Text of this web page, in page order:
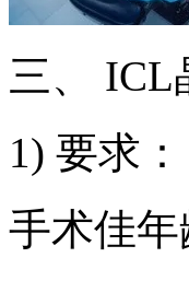
三、 ICL
1) 要求：
手术佳年